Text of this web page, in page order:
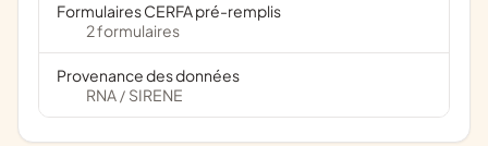
Formulaires CERFA pré-remplis
2 formulaires
Provenance des données
RNA / SIRENE